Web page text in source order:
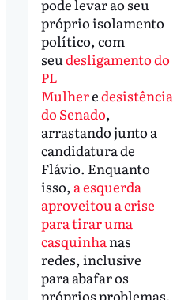
pode levar ao seu
próprio isolamento
político, com
seu desligamento do
PL
Mulheredesistência
do Senado,
arrastando junto a
candidatura de
Flávio. Enquanto
isso, a esquerda
aproveitou a crise
para tirar uma
casquinha nas
redes, inclusive
para abafar os
próprios problemas.